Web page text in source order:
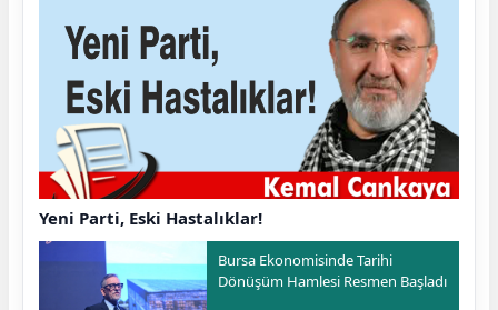
Yeni Parti, Eski Hastalıklar!
Bursa Ekonomisinde Tarihi
Dönüşüm Hamlesi Resmen Başladı